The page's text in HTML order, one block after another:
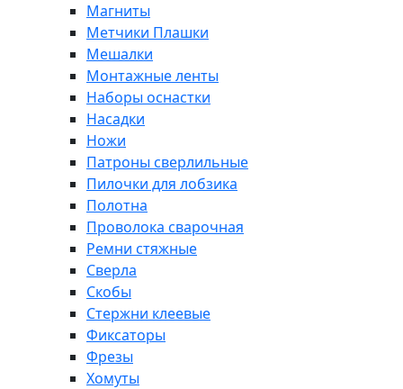
Магниты
Метчики Плашки
Мешалки
Монтажные ленты
Наборы оснастки
Насадки
Ножи
Патроны сверлильные
Пилочки для лобзика
Полотна
Проволока сварочная
Ремни стяжные
Сверла
Скобы
Стержни клеевые
Фиксаторы
Фрезы
Хомуты